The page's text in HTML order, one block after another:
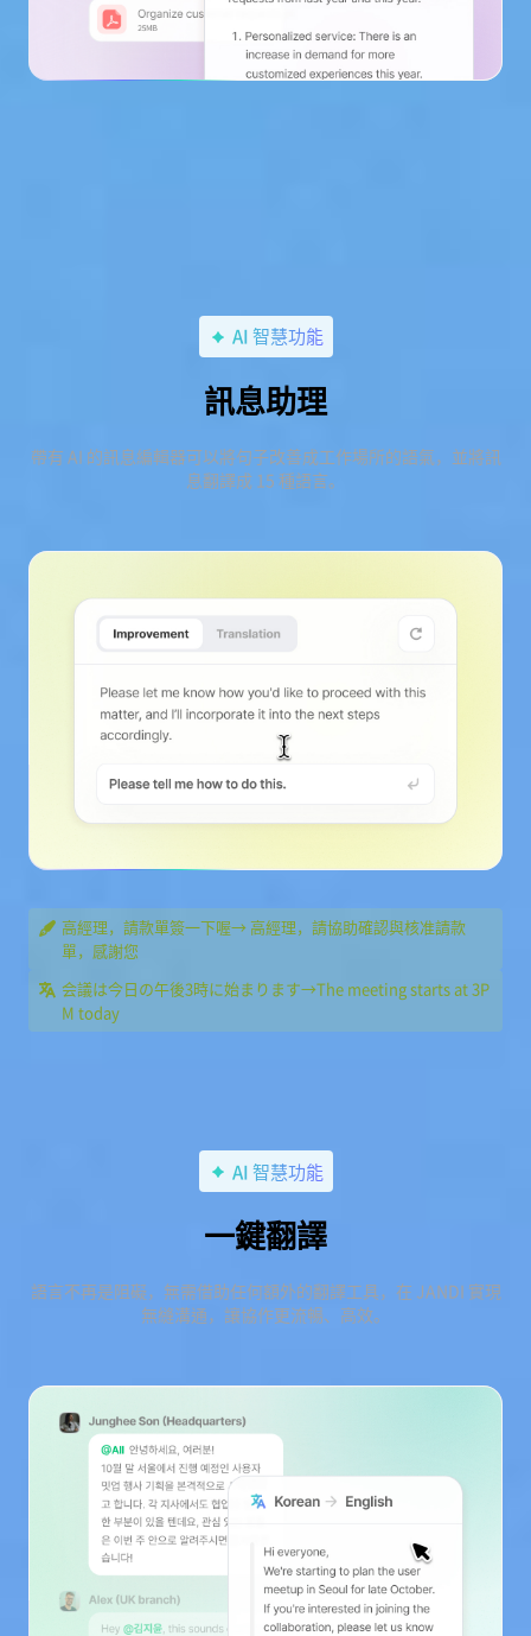
AI 智慧功能
訊息助理
帶有 AI 的訊息編輯器可以將句子改善成工作場所的語氣，並將訊
息翻譯成 15 種語言。
高經理，請款單簽一下喔→ 高經理，請協助確認與核准請款
單，感謝您
会議は今日の午後3時に始まります→The meeting starts at 3P
M today
AI 智慧功能
一鍵翻譯
語言不再是阻礙，無需借助任何額外的翻譯工具，在 JANDI 實現
無縫溝通，讓協作更流暢、高效。